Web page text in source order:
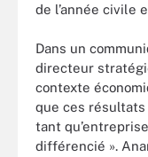
de l’année civile
Dans un
directeur
contexte
que ces résultats
tant
différencié ».